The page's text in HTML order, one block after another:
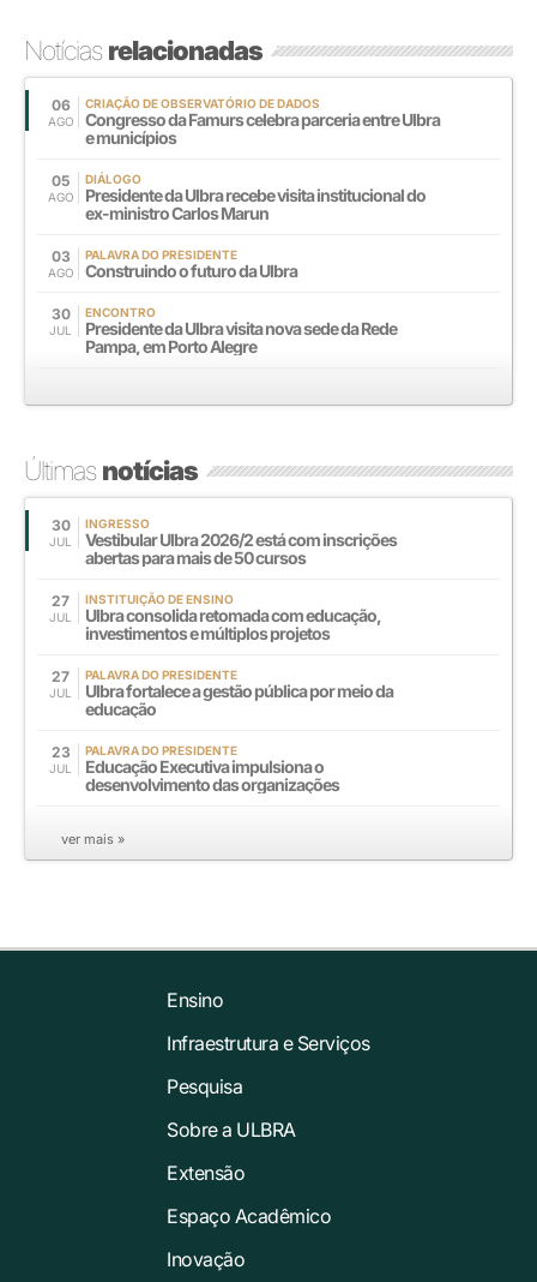
Notíciasrelacionadas
06
AGO
CRIAÇÃO DE OBSERVATÓRIO DE DADOS
Congresso da Famurs celebra parceria entre Ulbra
e municípios
05
AGO
DIÁLOGO
Presidente da Ulbra recebe visita institucional do
ex-ministro Carlos Marun
03
AGO
PALAVRA DO PRESIDENTE
Construindo o futuro da Ulbra
30
JUL
ENCONTRO
Presidente da Ulbra visita nova sede da Rede
Pampa, em Porto Alegre
Últimasnotícias
30
JUL
INGRESSO
Vestibular Ulbra 2026/2 está com inscrições
abertas para mais de 50 cursos
27
JUL
INSTITUIÇÃO DE ENSINO
Ulbra consolida retomada com educação,
investimentos e múltiplos projetos
27
JUL
PALAVRA DO PRESIDENTE
Ulbra fortalece a gestão pública por meio da
educação
23
JUL
PALAVRA DO PRESIDENTE
Educação Executiva impulsiona o
desenvolvimento das organizações
ver mais »
Ensino
Infraestrutura e Serviços
Pesquisa
Sobre a ULBRA
Extensão
Espaço Acadêmico
Inovação